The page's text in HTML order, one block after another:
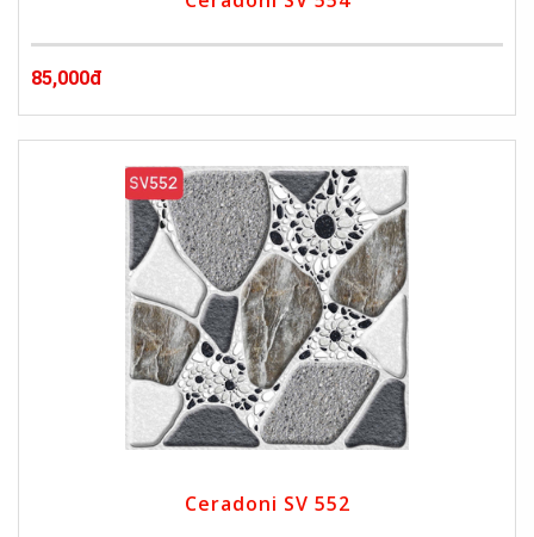
85,000đ
Ceradoni SV 552